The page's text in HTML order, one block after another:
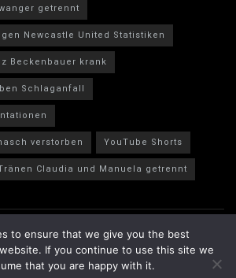
getrennt
Newcastle United Statistiken
Beckenbauer krank
Schlaganfall
verstorben
YouTube Shorts
Claudia und Manuela getrennt
to ensure that we give you the best
If you continue to use this site we
that you are happy with it.